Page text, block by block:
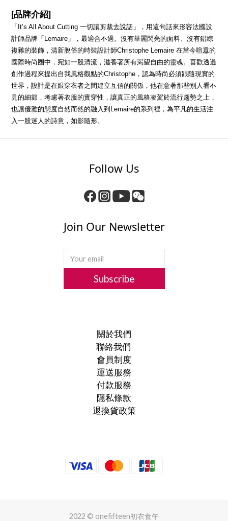
[品牌介紹]
「It’s All About Cutting 一切讓剪裁去說話」，用這句話來形容法國設
計師品牌「Lemaire」，最適合不過。沒有華麗閃亮的面料、沒有錯綜
複雜的裝飾，清新脫俗的時裝設計師Christophe Lemaire 在當今喧囂的
國際時尚圈中，宛如一股清流，滋養著所有渴望自由的靈魂。喜歡透過
創作過程來提出自我風格觀點的Christophe，認為時尚必須跟隨現實的
世界，設計是在跟穿衣者之間建立互信的關係，他在意著那些別人看不
見的細節，考慮著衣服的實穿性，讓真正的風格凌駕於流行趨勢之上，
也讓優雅的態度自然而然的融入到Lemaire的系列裡，為平凡的生活注
入一股迷人的詩意，如影隨形。
Follow Us
Join Our Newsletter
Subscribe
關於我們
聯絡我們
會員制度
運送服務
付款服務
隱私條款
退換貨政策
2022 © onefifteen初衣食午